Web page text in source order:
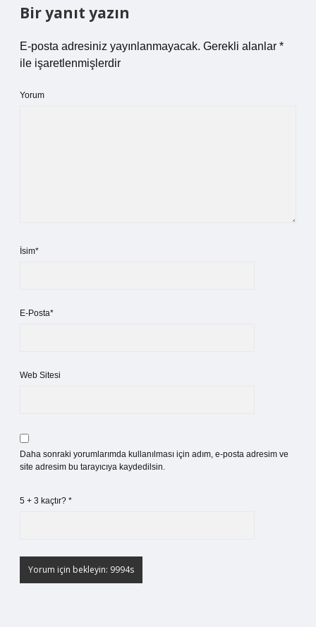
Bir yanıt yazın
E-posta adresiniz yayınlanmayacak. Gerekli alanlar *
ile işaretlenmişlerdir
Yorum
İsim*
E-Posta*
Web Sitesi
Daha sonraki yorumlarımda kullanılması için adım, e-posta adresim ve
site adresim bu tarayıcıya kaydedilsin.
5 + 3 kaçtır? *